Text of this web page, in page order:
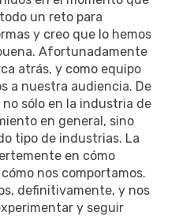
un reto para
y creo que lo hemos
Afortunadamente
atrás, y como equipo
a nuestra audiencia. De
sólo en la industria de
en general, sino
tipo de industrias. La
en cómo
nos comportamos.
definitivamente, y nos
y seguir